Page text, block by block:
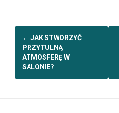
Post
navigation
← JAK STWORZYĆ
PRZYTULNĄ
ATMOSFERĘ W
SALONIE?